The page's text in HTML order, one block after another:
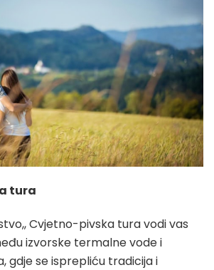
tura
Cvjetno-pivska tura vodi vas
izvorske termalne vode i
gdje se isprepliću tradicija i